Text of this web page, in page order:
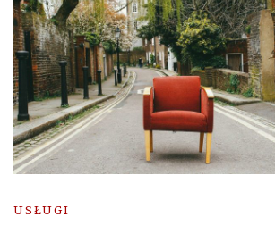
USŁUGI